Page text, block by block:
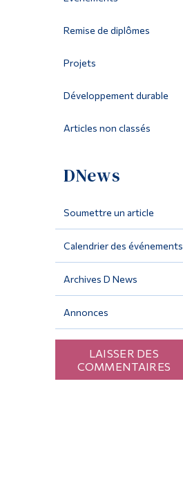
Remise de diplômes
Projets
Développement durable
Articles non classés
DNews
Soumettre un article
Calendrier des événements
Archives D News
Annonces
LAISSER DES
COMMENTAIRES